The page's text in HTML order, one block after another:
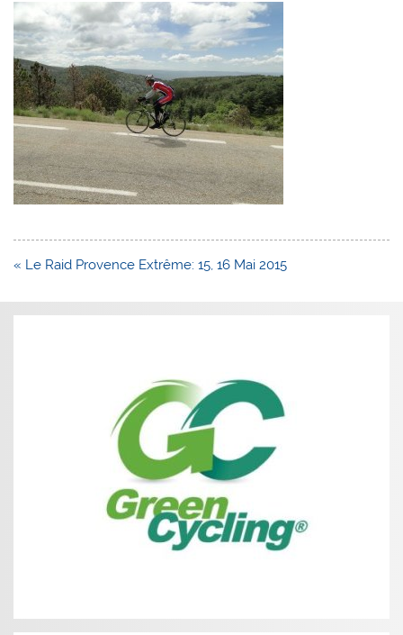
Navigation
l’article
« Le Raid Provence Extrême: 15, 16 Mai 2015